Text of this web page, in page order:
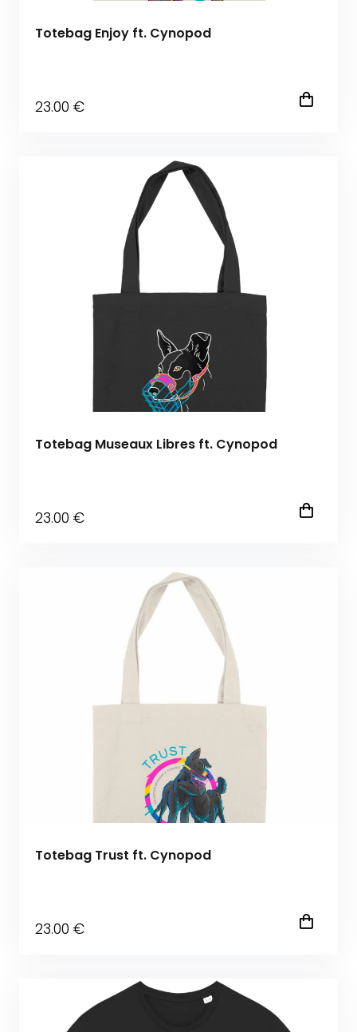
Totebag Enjoy ft. Cynopod
23.00 €
Totebag Museaux Libres ft. Cynopod
23.00 €
Totebag Trust ft. Cynopod
23.00 €